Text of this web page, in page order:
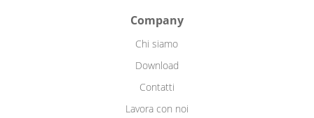
Company
Chi siamo
Download
Contatti
Lavora con noi